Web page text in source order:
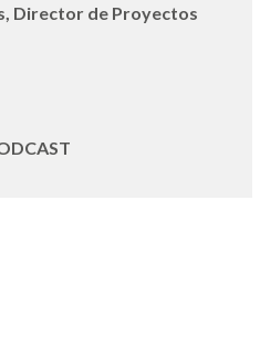
Director de Proyectos